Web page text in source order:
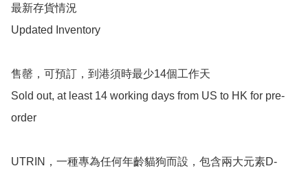
最新存貨情況
Updated Inventory
售罄，可預訂，到港須時最少14個工作天
Sold out, at least 14 working days from US to HK for pre-
order
UTRIN，一種專為任何年齡貓狗而設，包含兩大元素D-